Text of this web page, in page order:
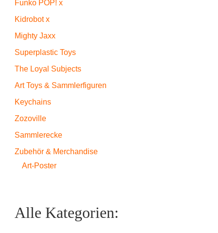
Funko POP! x
Kidrobot x
Mighty Jaxx
Superplastic Toys
The Loyal Subjects
Art Toys & Sammlerfiguren
Keychains
Zozoville
Sammlerecke
Zubehör & Merchandise
Art-Poster
Alle Kategorien: